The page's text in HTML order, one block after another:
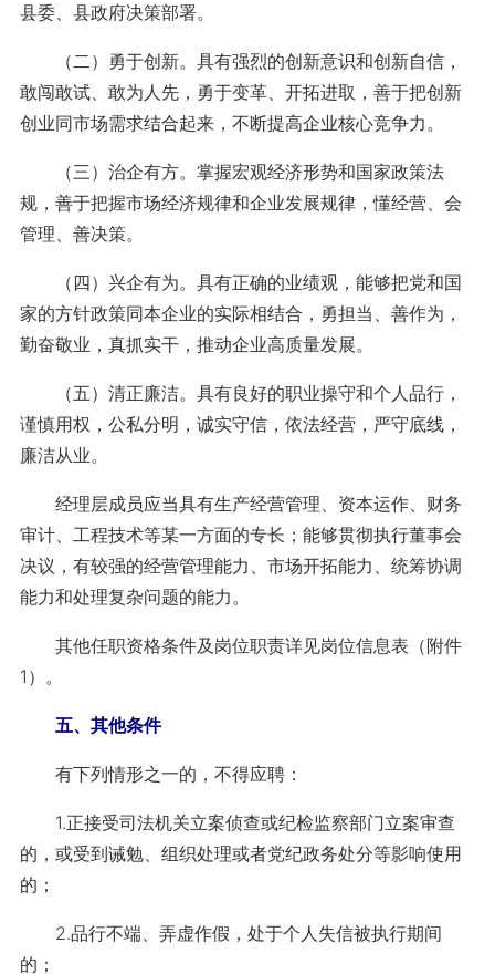
县委、县政府决策部署。
（二）勇于创新。具有强烈的创新意识和创新自信，
敢闯敢试、敢为人先，勇于变革、开拓进取，善于把创新
创业同市场需求结合起来，不断提高企业核心竞争力。
（三）治企有方。掌握宏观经济形势和国家政策法
规，善于把握市场经济规律和企业发展规律，懂经营、会
管理、善决策。
（四）兴企有为。具有正确的业绩观，能够把党和国
家的方针政策同本企业的实际相结合，勇担当、善作为，
勤奋敬业，真抓实干，推动企业高质量发展。
（五）清正廉洁。具有良好的职业操守和个人品行，
谨慎用权，公私分明，诚实守信，依法经营，严守底线，
廉洁从业。
经理层成员应当具有生产经营管理、资本运作、财务
审计、工程技术等某一方面的专长；能够贯彻执行董事会
决议，有较强的经营管理能力、市场开拓能力、统筹协调
能力和处理复杂问题的能力。
其他任职资格条件及岗位职责详见岗位信息表（附件
1）。
五、其他条件
有下列情形之一的，不得应聘：
1.正接受司法机关立案侦查或纪检监察部门立案审查
的，或受到诫勉、组织处理或者党纪政务处分等影响使用
的；
2.品行不端、弄虚作假，处于个人失信被执行期间
的；